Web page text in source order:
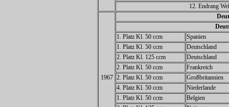
12. Endrang
1967
1. Platz Kl. 50 ccm
Spanien
1. Platz Kl. 50 ccm
Deutschland
2. Platz Kl. 125 ccm
Deutschland
2. Platz Kl. 50 ccm
Frankreich
2. Platz Kl. 50 ccm
Großbritannien
4. Platz Kl. 50 ccm
Niederlande
1. Platz Kl. 50 ccm
Belgien